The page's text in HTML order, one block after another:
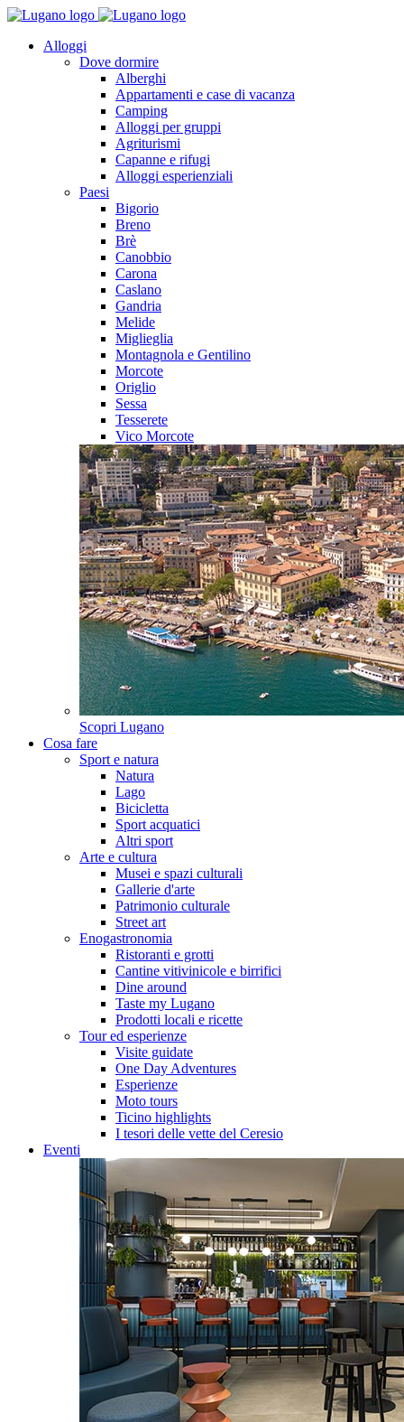
Alloggi
Dove dormire
Alberghi
Appartamenti e case di vacanza
Camping
Alloggi per gruppi
Agriturismi
Capanne e rifugi
Alloggi esperienziali
Paesi
Bigorio
Breno
Brè
Canobbio
Carona
Caslano
Gandria
Melide
Miglieglia
Montagnola e Gentilino
Morcote
Origlio
Sessa
Tesserete
Vico Morcote
Scopri Lugano
Cosa fare
Sport e natura
Natura
Lago
Bicicletta
Sport acquatici
Altri sport
Arte e cultura
Musei e spazi culturali
Gallerie d'arte
Patrimonio culturale
Street art
Enogastronomia
Ristoranti e grotti
Cantine vitivinicole e birrifici
Dine around
Taste my Lugano
Prodotti locali e ricette
Tour ed esperienze
Visite guidate
One Day Adventures
Esperienze
Moto tours
Ticino highlights
I tesori delle vette del Ceresio
Eventi